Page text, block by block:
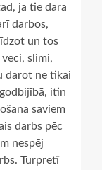
ja tie dara
darbos,
un tos
slimi,
darot ne tikai
itin
saviem
darbs pēc
nespēj
Turpretī